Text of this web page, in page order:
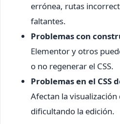
errónea, rutas
faltantes.
Problemas con
Elementor y otros
o no regenerar el CSS.
Problemas en el CSS
Afectan la visualización
dificultando la edición.